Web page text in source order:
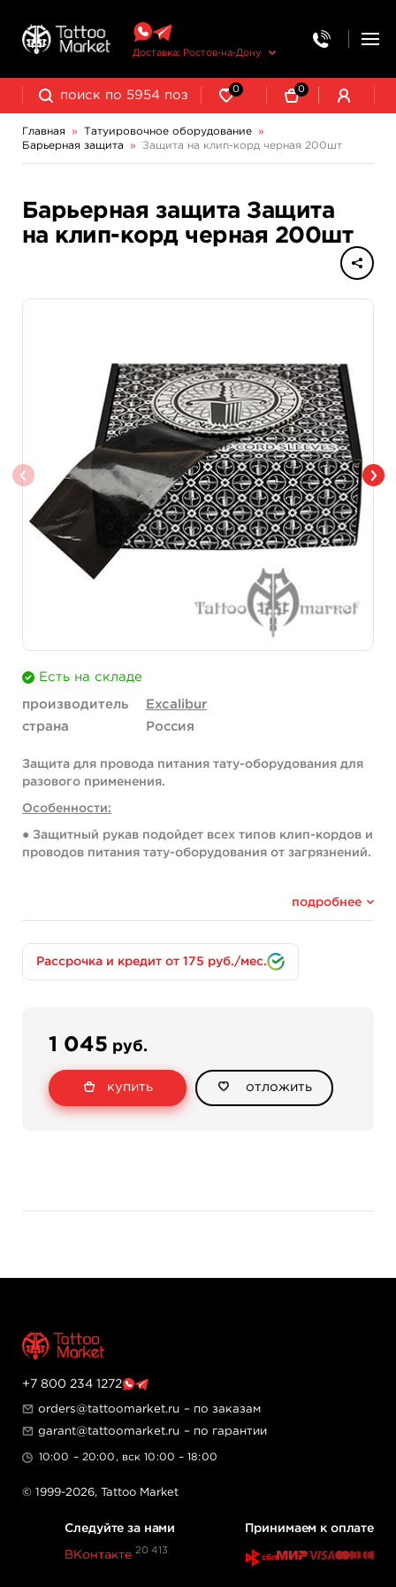
Доставка: Ростов-на-Дону
0 0
Главная » Татуировочное оборудование
»
Барьерная защита
» Защита на клип-корд черная 200шт
Барьерная защита Защита
на клип-корд черная 200шт
Есть на складе
производитель
Excalibur
страна
Россия
Защита для провода питания тату-оборудования для
разового применения.
Особенности:
● Защитный рукав подойдет всех типов клип-кордов и
проводов питания тату-оборудования от загрязнений.
● Устойчивость к механическим воздействиям и
нагрузкам.
● Нижний слой рукава обладает антистатическими
● Защита имеет оптимальный размер для системы
фиксации на всех тату-машинках, имеющих клип-
контакты.
● Защита не имеет шва, за счет чего исключается
● Оттенок защиты Excalibur Black.
подробнее
Рассрочка и кредит от 175 руб./мес.
1 045 руб.
купить отложить
+7 800 234 1272
orders@tattoomarket.ru – по заказам
garant@tattoomarket.ru – по гарантии
10:00 – 20:00, вск 10:00 – 18:00
© 1999-2026, Tattoo Market
Следуйте за нами
ВКонтакте 20 413
Принимаем к оплате